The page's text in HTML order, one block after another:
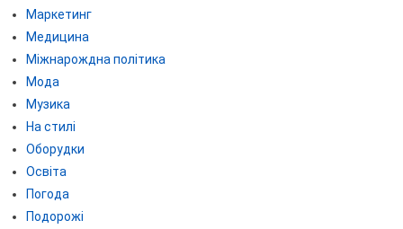
Маркетинг
Медицина
Міжнарождна політика
Мода
Музика
На стилі
Оборудки
Освіта
Погода
Подорожі